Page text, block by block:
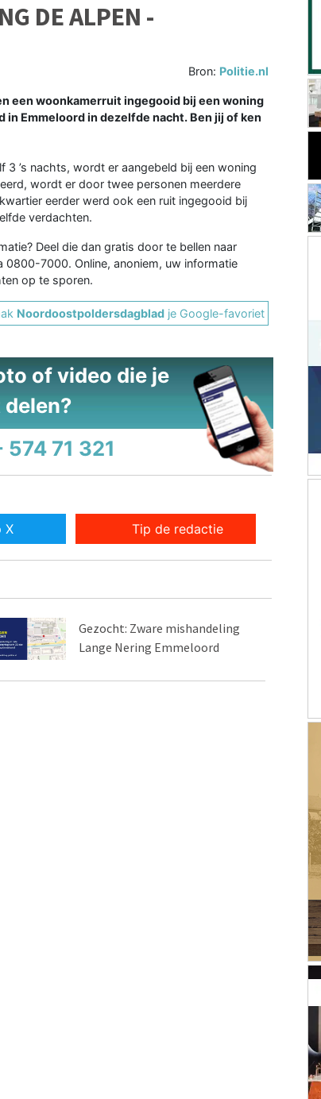
DE ALPEN -
Bron: Politie.nl
een woonkamerruit ingegooid bij een woning
Emmeloord in dezelfde nacht. Ben jij of ken
’s nachts, wordt er aangebeld bij een woning
wordt er door twee personen meerdere
eerder werd ook een ruit ingegooid bij
verdachten.
Deel die dan gratis door te bellen naar
7000. Online, anoniem, uw informatie
op te sporen.
Noordoostpoldersdagblad je Google-favoriet
of video die je
574 71 321
X Tip de redactie
Gezocht: Zware mishandeling
Lange Nering Emmeloord